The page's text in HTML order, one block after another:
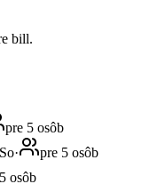
bill.
pre 5 osôb
·
pre 5 osôb
osôb